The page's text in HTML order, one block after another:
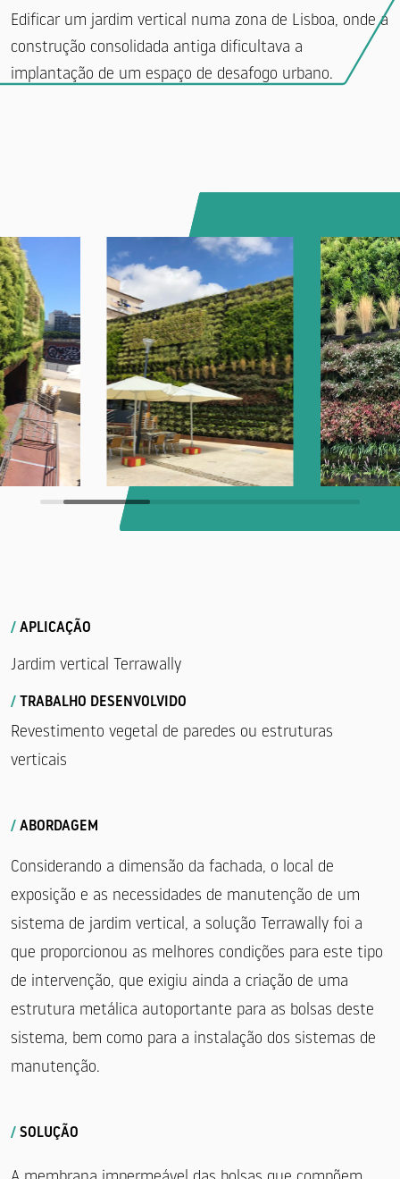
COBERTURAS AJARDINADAS JARDINS VERTICAIS
TELAS
CONTENÇÃO CONTROLO DE EROSÃO
Edificar um jardim vertical numa zona de Lisboa, onde a
construção consolidada antiga dificultava a
implantação de um espaço de desafogo urbano.
/ APLICAÇÃO
Jardim vertical Terrawally
/ TRABALHO DESENVOLVIDO
Revestimento vegetal de paredes ou estruturas
verticais
/ ABORDAGEM
Considerando a dimensão da fachada, o local de
exposição e as necessidades de manutenção de um
sistema de jardim vertical, a solução Terrawally foi a
que proporcionou as melhores condições para este tipo
de intervenção, que exigiu ainda a criação de uma
estrutura metálica autoportante para as bolsas deste
sistema, bem como para a instalação dos sistemas de
manutenção.
/ SOLUÇÃO